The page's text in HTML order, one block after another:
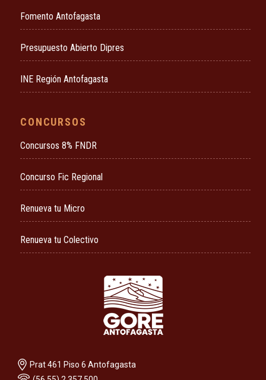
Fomento Antofagasta
Presupuesto Abierto Dipres
INE Región Antofagasta
CONCURSOS
Concursos 8% FNDR
Concurso Fic Regional
Renueva tu Micro
Renueva tu Colectivo
Prat 461 Piso 6 Antofagasta